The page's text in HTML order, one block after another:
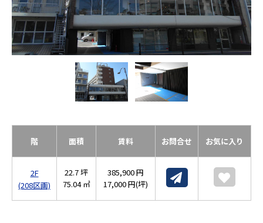
階 面積 賃料 お問合せ お気に入り
2F
(208区画)
22.7 坪
75.04 ㎡
385,900 円
17,000 円(坪)